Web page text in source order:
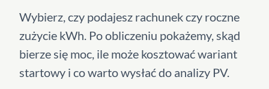
Wybierz, czy podajesz rachunek czy roczne
zużycie kWh. Po obliczeniu pokażemy, skąd
bierze się moc, ile może kosztować wariant
startowy i co warto wysłać do analizy PV.